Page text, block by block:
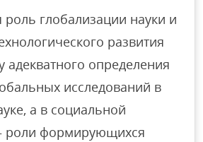
глобализации науки и
развития
адекватного определения
исследований в
а в социальной
роли формирующихся